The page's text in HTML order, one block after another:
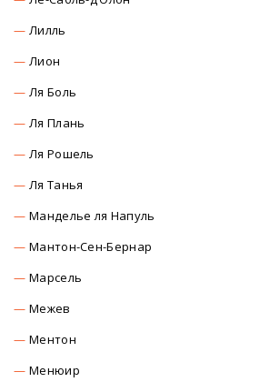
Лилль
Лион
Ля Боль
Ля Плань
Ля Рошель
Ля Танья
Манделье ля Напуль
Мантон-Сен-Бернар
Марсель
Межев
Ментон
Менюир